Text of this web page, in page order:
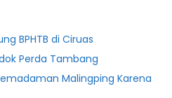
BPHTB di Ciruas
Perda Tambang
Malingping Karena